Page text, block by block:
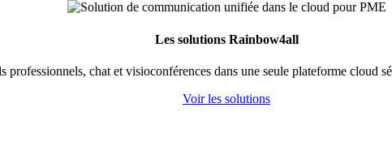
Les solutions Rainbow4all
professionnels, chat et visioconférences dans une seule plateforme cloud
Voir les solutions